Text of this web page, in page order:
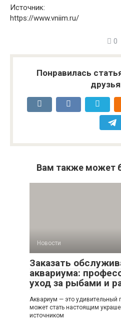
Источник:
https://www.vniim.ru/
0
Понравилась
Вам также может
Новости
Заказать
аквариума:
уход за рыбами и
Аквариум — это удивительный
может стать настоящим
источником